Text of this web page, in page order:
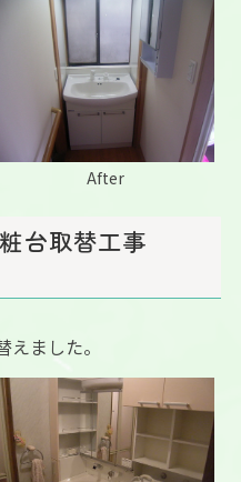
After
台取替工事
ました。